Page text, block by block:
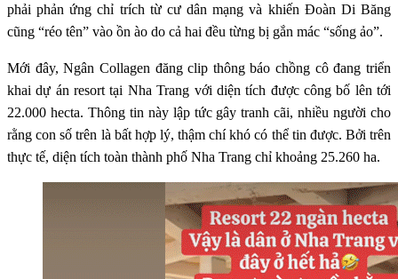
phải phản ứng chỉ trích từ cư dân mạng và khiến Đoàn Di Băng
cũng “réo tên” vào ồn ào do cả hai đều từng bị gắn mác “sống ảo”.
Mới đây, Ngân Collagen đăng clip thông báo chồng cô đang triển
khai dự án resort tại Nha Trang với diện tích được công bố lên tới
22.000 hecta. Thông tin này lập tức gây tranh cãi, nhiều người cho
rằng con số trên là bất hợp lý, thậm chí khó có thể tin được. Bởi trên
thực tế, diện tích toàn thành phố Nha Trang chỉ khoảng 25.260 ha.